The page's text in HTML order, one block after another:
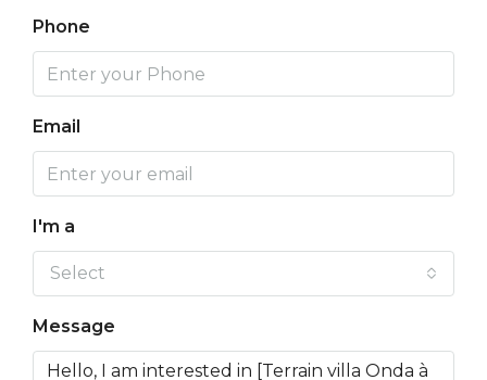
Phone
Email
I'm a
Select
Message